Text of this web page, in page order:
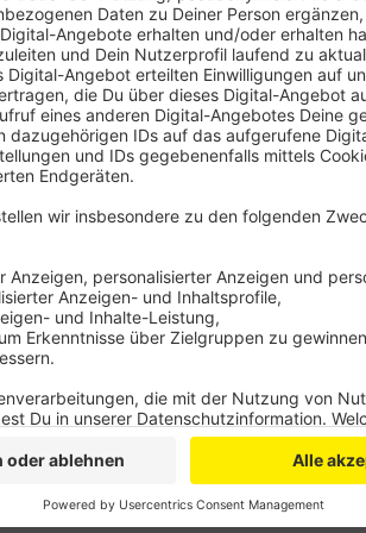
Besonders gebraucht werden dabei die
möchte, wird dringend gebeten
Auch im Bergischen werden weiterhin
gibt es jetzt auch hier die Möglichkeit
Termine in Bergisch Gladbach-Refrath
Hier kommt ihr zur Terminreservierung
Uniklinik Köln
Blutspenden im Bergischen